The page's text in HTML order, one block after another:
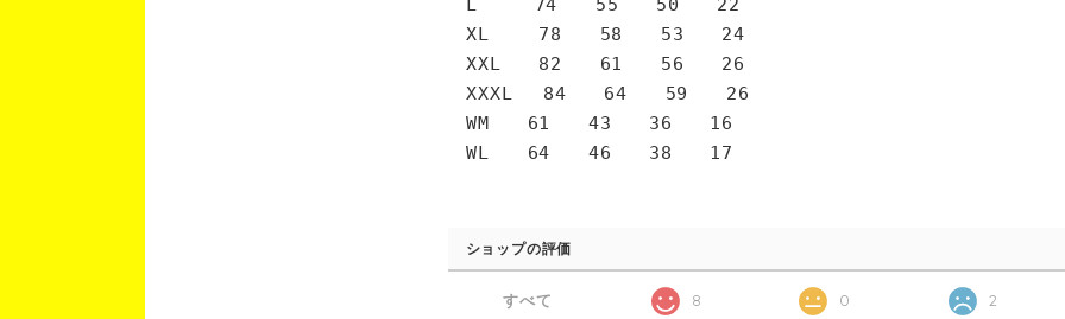
XL 78 58 53 24
XXL 82 61 56 26
XXXL 84 64 59 26
WM 61 43 36 16
WL 64 46 38 17
ショップの評価
すべて 8 0 2